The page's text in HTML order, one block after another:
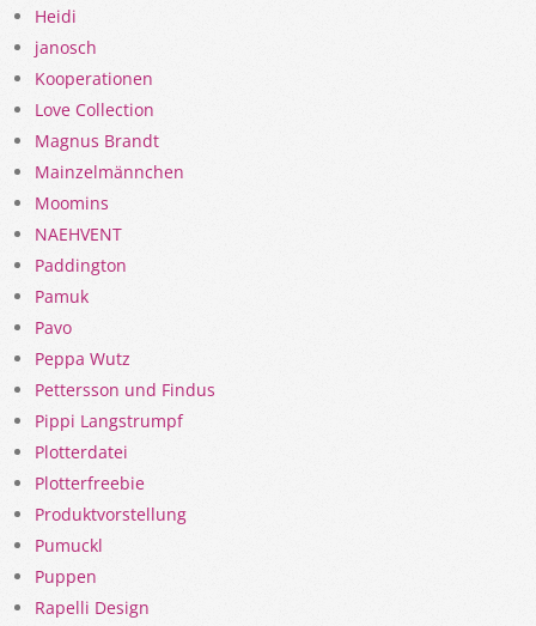
Heidi
janosch
Kooperationen
Love Collection
Magnus Brandt
Mainzelmännchen
Moomins
NAEHVENT
Paddington
Pamuk
Pavo
Peppa Wutz
Pettersson und Findus
Pippi Langstrumpf
Plotterdatei
Plotterfreebie
Produktvorstellung
Pumuckl
Puppen
Rapelli Design